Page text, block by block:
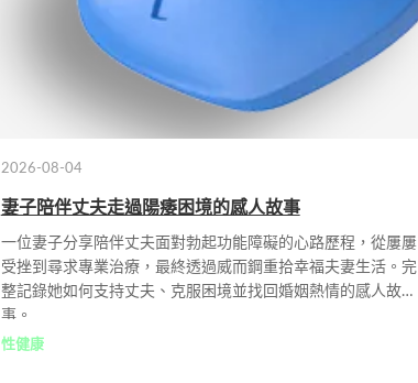
2026-08-04
妻子陪伴丈夫走過陽痿困境的感人故事
一位妻子分享陪伴丈夫面對勃起功能障礙的心路歷程，從屢屢
受挫到尋求專業治療，最終透過威而鋼重拾幸福夫妻生活。完
整記錄她如何支持丈夫、克服困境並找回婚姻熱情的感人故
事。
性健康